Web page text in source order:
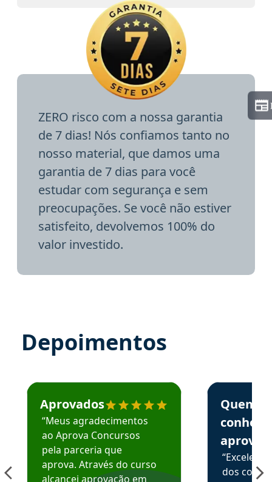
ZERO risco com a nossa garantia
de 7 dias! Nós confiamos tanto no
nosso material, que damos uma
garantia de 7 dias para você
estudar com segurança e sem
preocupações. Se você não estiver
satisfeito, devolvemos 100% do
valor investido.
Depoimentos
Estudante José recomenda o Aprova Concursos em
Aprovados
“Meus agradecimentos
ao Aprova Concursos
pela parceria que
aprova. Através do curso
alcancei aprovação em
Estudante
Quem
aprova
dos